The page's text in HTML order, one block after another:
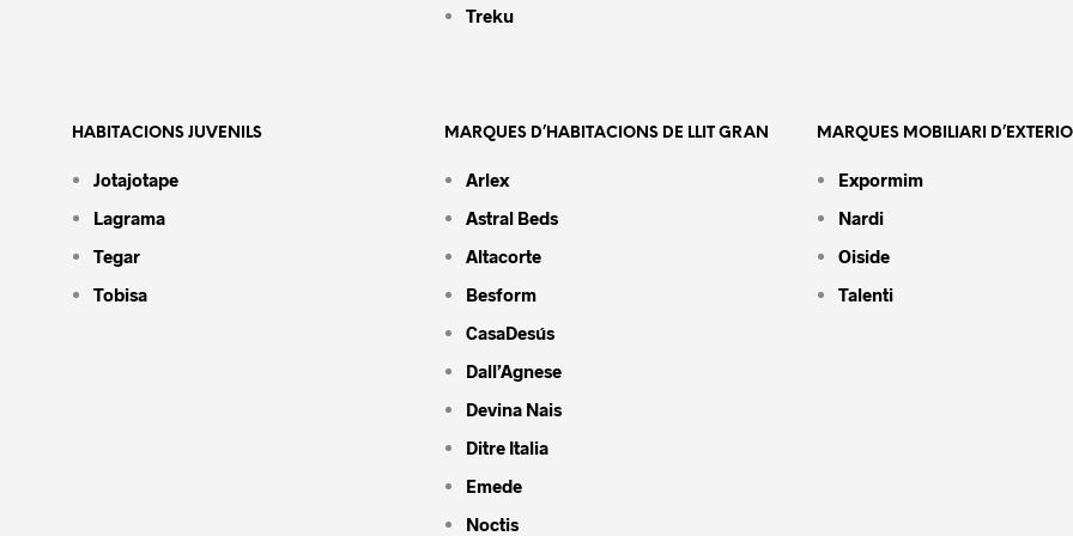
Treku
HABITACIONS JUVENILS
Jotajotape
Lagrama
Tegar
Tobisa
MARQUES D’HABITACIONS DE LLIT GRAN
Arlex
Astral Beds
Altacorte
Besform
CasaDesús
Dall’Agnese
Devina Nais
Ditre Italia
Emede
Noctis
MARQUES MOBILIARI
Expormim
Nardi
Oiside
Talenti